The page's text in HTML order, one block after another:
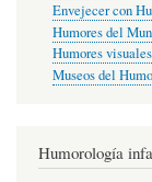
Envejecer con
Humores del
Humores visuales
Museos del
Humorología